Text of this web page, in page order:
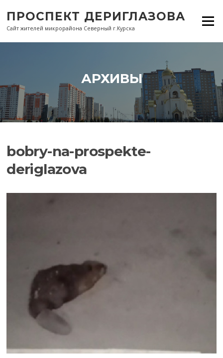
содержанию
ПРОСПЕКТ ДЕРИГЛАЗОВА
Сайт жителей микрорайона Северный г.Курска
Меню
АРХИВЫ
bobry-na-prospekte-
deriglazova